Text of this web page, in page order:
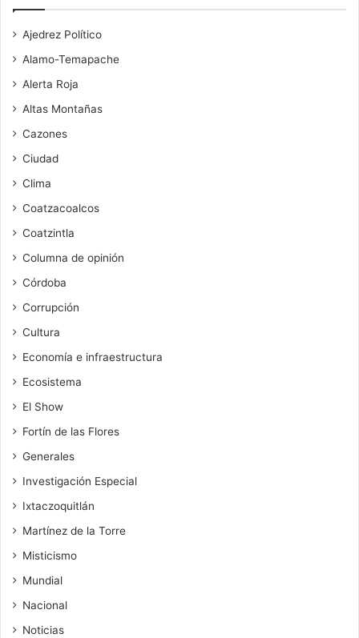
Ajedrez Político
Alamo-Temapache
Alerta Roja
Altas Montañas
Cazones
Ciudad
Clima
Coatzacoalcos
Coatzintla
Columna de opinión
Córdoba
Corrupción
Cultura
Economía e infraestructura
Ecosistema
El Show
Fortín de las Flores
Generales
Investigación Especial
Ixtaczoquitlán
Martínez de la Torre
Misticismo
Mundial
Nacional
Noticias